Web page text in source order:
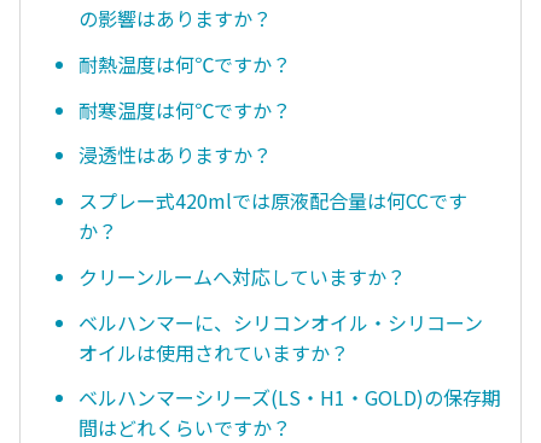
の影響はありますか？
耐熱温度は何℃ですか？
耐寒温度は何℃ですか？
浸透性はありますか？
スプレー式420mlでは原液配合量は何CCです
か？
クリーンルームへ対応していますか？
ベルハンマーに、シリコンオイル・シリコーン
オイルは使用されていますか？
ベルハンマーシリーズ(LS・H1・GOLD)の保存期
間はどれくらいですか？